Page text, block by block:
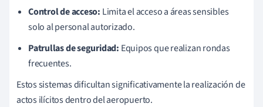
Control de acceso: Limita el acceso a áreas sensibles
solo al personal autorizado.
Patrullas de seguridad: Equipos que realizan rondas
frecuentes.
Estos sistemas dificultan significativamente la realización de
actos ilícitos dentro del aeropuerto.